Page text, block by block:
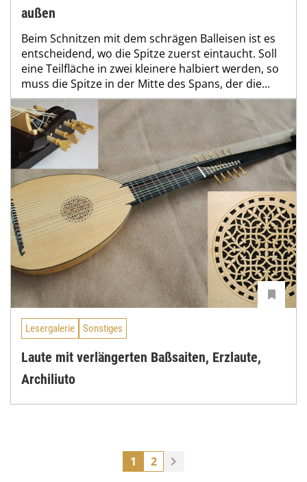
außen
Beim Schnitzen mit dem schrägen Balleisen ist es
entscheidend, wo die Spitze zuerst eintaucht. Soll
eine Teilfläche in zwei kleinere halbiert werden, so
muss die Spitze in der Mitte des Spans, der die...
Lesergalerie Sonstiges
Laute mit verlängerten Baßsaiten, Erzlaute,
Archiliuto
1 2